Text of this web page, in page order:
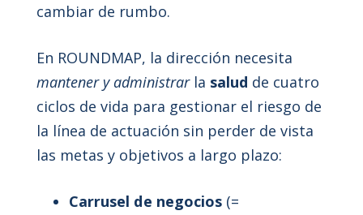
cambiar de rumbo.
En ROUNDMAP, la dirección necesita
mantener y administrarla salud de cuatro
ciclos de vida para gestionar el riesgo de
la línea de actuación sin perder de vista
las metas y objetivos a largo plazo:
Carrusel de negocios (=